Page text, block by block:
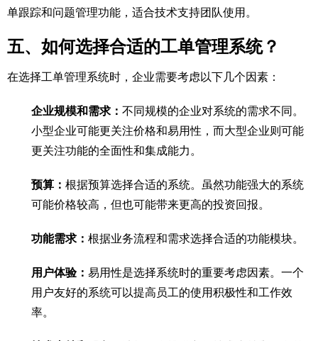
单跟踪和问题管理功能，适合技术支持团队使用。
五、如何选择合适的工单管理系统？
在选择工单管理系统时，企业需要考虑以下几个因素：
企业规模和需求： 不同规模的企业对系统的需求不同。
小型企业可能更关注价格和易用性，而大型企业则可能
更关注功能的全面性和集成能力。
预算： 根据预算选择合适的系统。虽然功能强大的系统
可能价格较高，但也可能带来更高的投资回报。
功能需求： 根据业务流程和需求选择合适的功能模块。
用户体验： 易用性是选择系统时的重要考虑因素。一个
用户友好的系统可以提高员工的使用积极性和工作效
率。